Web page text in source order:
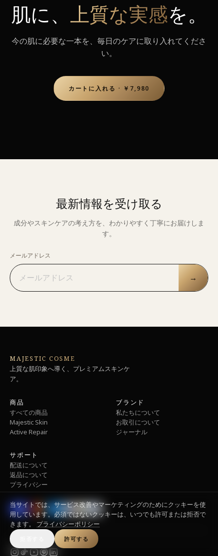
当サイトでは、サービス改善やマーケティングのためにクッキーを使
用しています。必須ではないクッキーは、いつでも許可または拒否で
きます。
プライバシーポリシー
許可する
肌に、 上質な実感を。
今の肌に必要な一本を、毎日のケアに取り入れてくださ
い。
カートに入れる · ￥7,980
最新情報を受け取る
成分やスキンケアの考え方を、わかりやすく丁寧にお届けしま
す。
メールアドレス
→
MAJESTIC COSME
上質な肌印象へ導く、プレミアムスキンケ
ア。
商品
すべての商品
Majestic Skin
Active Repair
ブランド
私たちについて
お取引について
ジャーナル
サポート
配送について
返品について
プライバシー
© 2026 Majestic Cosme